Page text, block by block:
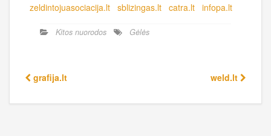
zeldintojuasociacija.lt sblizingas.lt catra.lt infopa.lt
Kitos nuorodos Gėlės
grafija.lt weld.lt